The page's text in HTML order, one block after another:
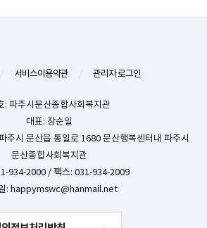
서비스이용약관 관리자 로그인
: 파주시문산종합사회복지관
대표: 장순일
주시 문산읍 통일로 1680 문산행복센터내 파주시
문산종합사회복지관
934-2000 / 팩스: 031-934-2009
: happymswc@hanmail.net